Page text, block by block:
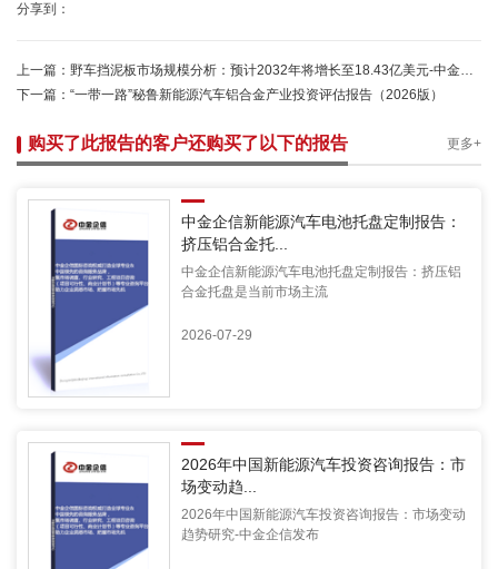
分享到：
上一篇： 野车挡泥板市场规模分析：预计2032年将增长至18.43亿美元-中金企信发布
下一篇： “一带一路”秘鲁新能源汽车铝合金产业投资评估报告（2026版）
购买了此报告的客户还购买了以下的报告 更多+
中金企信新能源汽车电池托盘定制报告：
挤压铝合金托...
中金企信新能源汽车电池托盘定制报告：挤压铝
合金托盘是当前市场主流
2026-07-29
2026年中国新能源汽车投资咨询报告：市
场变动趋...
2026年中国新能源汽车投资咨询报告：市场变动
趋势研究-中金企信发布